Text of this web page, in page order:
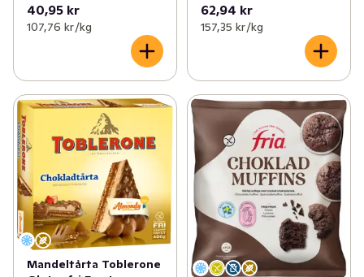
40,95 kr
107,76 kr /kg
62,94 kr
157,35 kr /kg
Mandeltårta Toblerone